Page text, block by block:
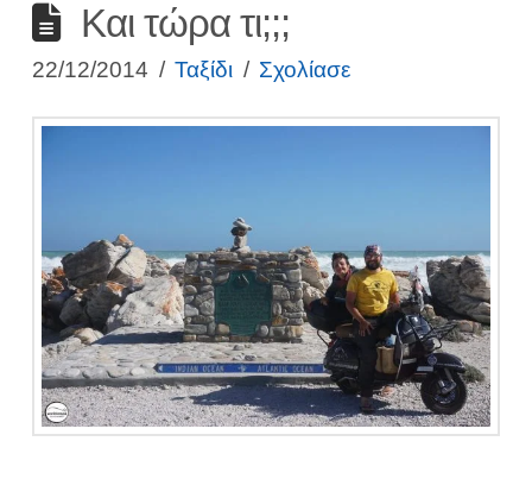
Και τώρα τι;;;
22/12/2014 Ταξίδι Σχολίασε